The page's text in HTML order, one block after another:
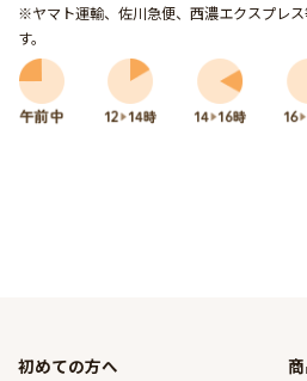
※ヤマト運輸、佐川急便、西濃エクスプレ
す。
初めての方へ